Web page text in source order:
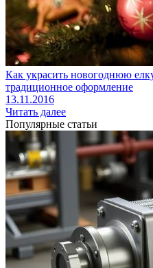
Как украсить новогоднюю
традиционное оформление
13.11.2016
Читать далее
Популярные статьи